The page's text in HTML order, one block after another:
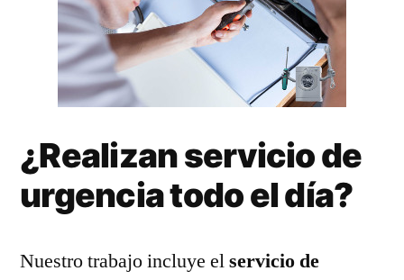
¿Realizan servicio de
urgencia todo el día?
Nuestro trabajo incluye elservicio de